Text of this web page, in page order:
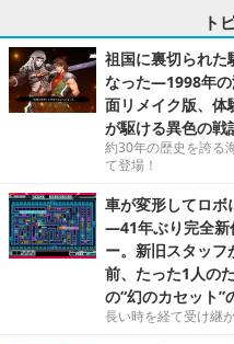
ト
祖国に裏切られた
なった―1998年の
面リメイク版、体
が駆ける異色の戦
約30年の歴史を誇る
て登場！
車が変形してロボ
―41年ぶり完全新
ー。新旧スタッ
前、たった1人の
の“幻のカセット”
長い時を経て受け継